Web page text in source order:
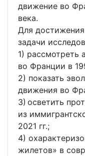
движение во
века.
Для
задачи
1) рассмотреть
во Франции в
2) показать
движения во
3) осветить
из
2021 гг.;
4)
жилетов» в